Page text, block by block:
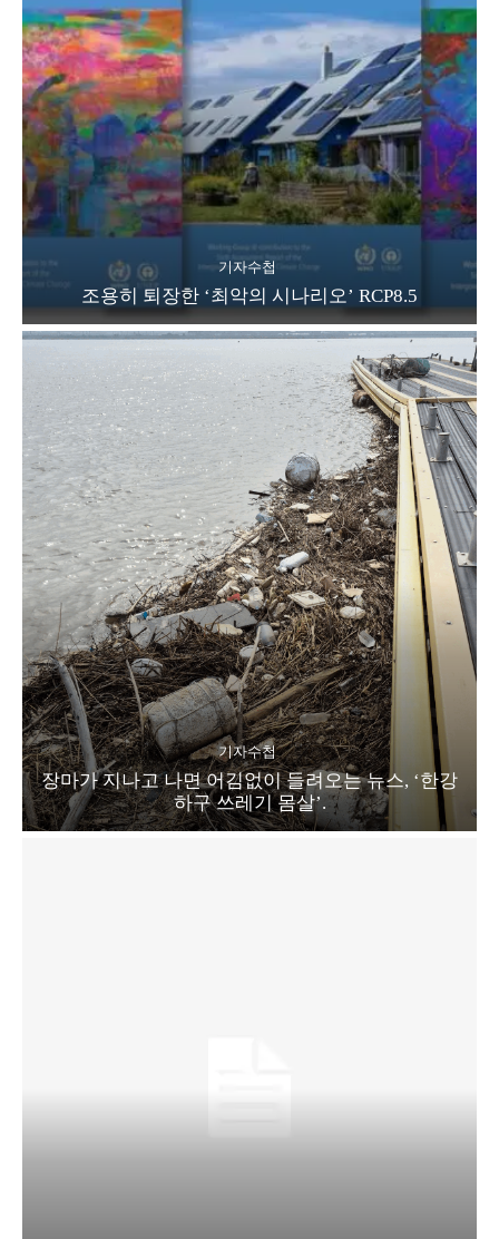
기자수첩
조용히 퇴장한 ‘최악의 시나리오’ RCP8.5
기자수첩
장마가 지나고 나면 어김없이 들려오는 뉴스, ‘한강
하구 쓰레기 몸살’.